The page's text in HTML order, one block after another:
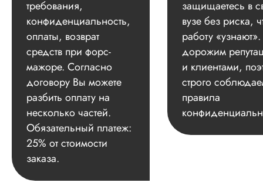
требования,
конфиденциальность,
оплаты, возврат
средств при форс-
мажоре. Согласно
договору Вы можете
разбить оплату на
несколько частей.
Обязательный платеж:
25% от стоимости
заказа.
защищаетесь в
вузе без риска,
работу
дорожим
и клиентами,
строго
правила